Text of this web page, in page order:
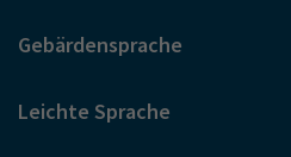
Gebärdensprache
Leichte Sprache